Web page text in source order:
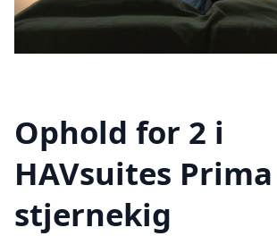
Ophold for 2 i
HAVsuites
stjernekig